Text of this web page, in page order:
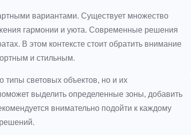
вариантами. Существует множество
гармонии и уюта. Современные решения
В этом контексте стоит обратить внимание
и стильным.
световых объектов, но и их
выделить определенные зоны, добавить
внимательно подойти к каждому